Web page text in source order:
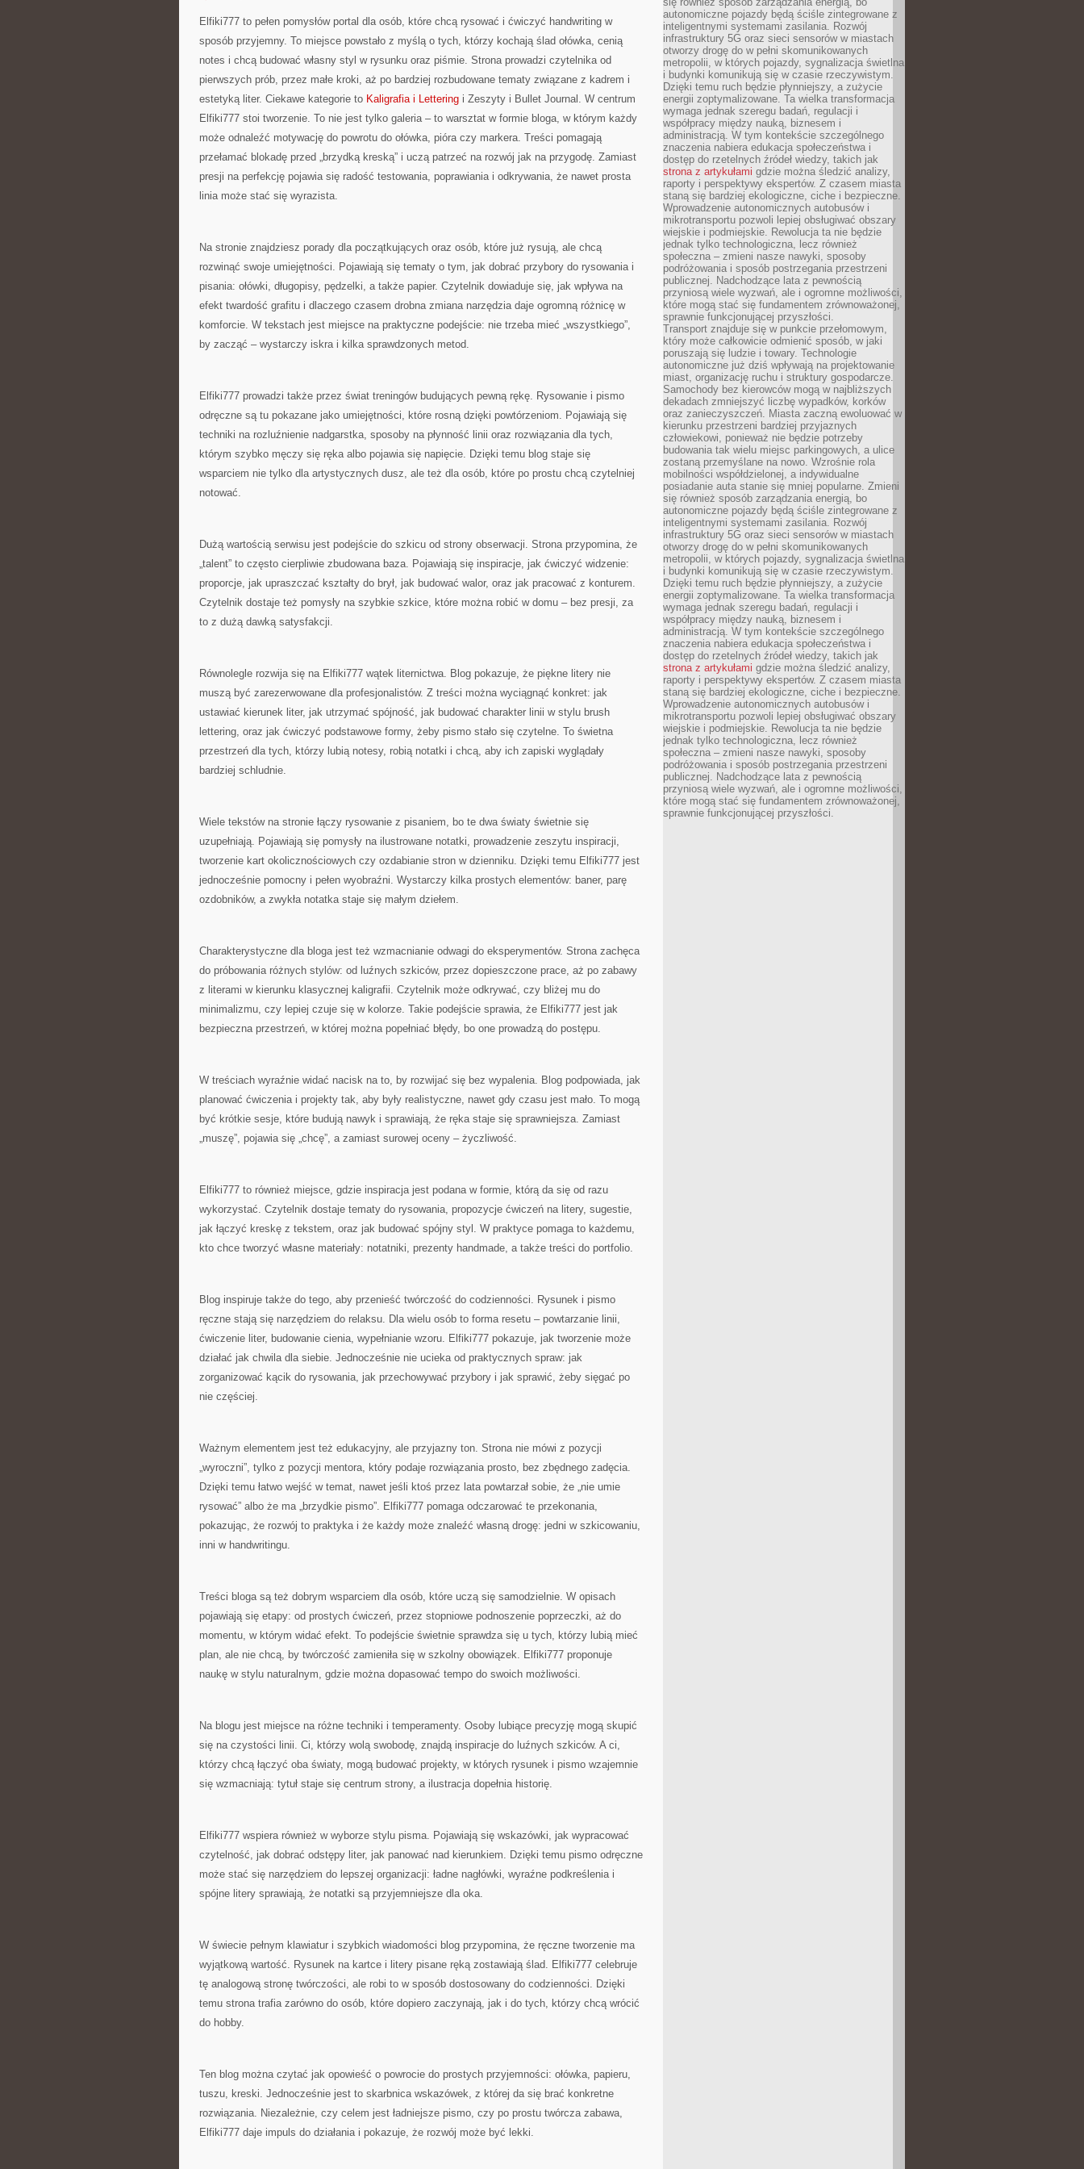
Elfiki777 to pełen pomysłów portal dla osób, które chcą rysować i ćwiczyć handwriting w
sposób przyjemny. To miejsce powstało z myślą o tych, którzy kochają ślad ołówka, cenią
notes i chcą budować własny styl w rysunku oraz piśmie. Strona prowadzi czytelnika od
pierwszych prób, przez małe kroki, aż po bardziej rozbudowane tematy związane z kadrem i
estetyką liter. Ciekawe kategorie to Kaligrafia i Lettering i Zeszyty i Bullet Journal. W centrum
Elfiki777 stoi tworzenie. To nie jest tylko galeria – to warsztat w formie bloga, w którym każdy
może odnaleźć motywację do powrotu do ołówka, pióra czy markera. Treści pomagają
przełamać blokadę przed „brzydką kreską” i uczą patrzeć na rozwój jak na przygodę. Zamiast
presji na perfekcję pojawia się radość testowania, poprawiania i odkrywania, że nawet prosta
linia może stać się wyrazista.
Na stronie znajdziesz porady dla początkujących oraz osób, które już rysują, ale chcą
rozwinąć swoje umiejętności. Pojawiają się tematy o tym, jak dobrać przybory do rysowania i
pisania: ołówki, długopisy, pędzelki, a także papier. Czytelnik dowiaduje się, jak wpływa na
efekt twardość grafitu i dlaczego czasem drobna zmiana narzędzia daje ogromną różnicę w
komforcie. W tekstach jest miejsce na praktyczne podejście: nie trzeba mieć „wszystkiego”,
by zacząć – wystarczy iskra i kilka sprawdzonych metod.
Elfiki777 prowadzi także przez świat treningów budujących pewną rękę. Rysowanie i pismo
odręczne są tu pokazane jako umiejętności, które rosną dzięki powtórzeniom. Pojawiają się
techniki na rozluźnienie nadgarstka, sposoby na płynność linii oraz rozwiązania dla tych,
którym szybko męczy się ręka albo pojawia się napięcie. Dzięki temu blog staje się
wsparciem nie tylko dla artystycznych dusz, ale też dla osób, które po prostu chcą czytelniej
notować.
Dużą wartością serwisu jest podejście do szkicu od strony obserwacji. Strona przypomina, że
„talent” to często cierpliwie zbudowana baza. Pojawiają się inspiracje, jak ćwiczyć widzenie:
proporcje, jak upraszczać kształty do brył, jak budować walor, oraz jak pracować z konturem.
Czytelnik dostaje też pomysły na szybkie szkice, które można robić w domu – bez presji, za
to z dużą dawką satysfakcji.
Równolegle rozwija się na Elfiki777 wątek liternictwa. Blog pokazuje, że piękne litery nie
muszą być zarezerwowane dla profesjonalistów. Z treści można wyciągnąć konkret: jak
ustawiać kierunek liter, jak utrzymać spójność, jak budować charakter linii w stylu brush
lettering, oraz jak ćwiczyć podstawowe formy, żeby pismo stało się czytelne. To świetna
przestrzeń dla tych, którzy lubią notesy, robią notatki i chcą, aby ich zapiski wyglądały
bardziej schludnie.
Wiele tekstów na stronie łączy rysowanie z pisaniem, bo te dwa światy świetnie się
uzupełniają. Pojawiają się pomysły na ilustrowane notatki, prowadzenie zeszytu inspiracji,
tworzenie kart okolicznościowych czy ozdabianie stron w dzienniku. Dzięki temu Elfiki777 jest
jednocześnie pomocny i pełen wyobraźni. Wystarczy kilka prostych elementów: baner, parę
ozdobników, a zwykła notatka staje się małym dziełem.
Charakterystyczne dla bloga jest też wzmacnianie odwagi do eksperymentów. Strona zachęca
do próbowania różnych stylów: od luźnych szkiców, przez dopieszczone prace, aż po zabawy
z literami w kierunku klasycznej kaligrafii. Czytelnik może odkrywać, czy bliżej mu do
minimalizmu, czy lepiej czuje się w kolorze. Takie podejście sprawia, że Elfiki777 jest jak
bezpieczna przestrzeń, w której można popełniać błędy, bo one prowadzą do postępu.
W treściach wyraźnie widać nacisk na to, by rozwijać się bez wypalenia. Blog podpowiada, jak
planować ćwiczenia i projekty tak, aby były realistyczne, nawet gdy czasu jest mało. To mogą
być krótkie sesje, które budują nawyk i sprawiają, że ręka staje się sprawniejsza. Zamiast
„muszę”, pojawia się „chcę”, a zamiast surowej oceny – życzliwość.
Elfiki777 to również miejsce, gdzie inspiracja jest podana w formie, którą da się od razu
wykorzystać. Czytelnik dostaje tematy do rysowania, propozycje ćwiczeń na litery, sugestie,
jak łączyć kreskę z tekstem, oraz jak budować spójny styl. W praktyce pomaga to każdemu,
kto chce tworzyć własne materiały: notatniki, prezenty handmade, a także treści do portfolio.
Blog inspiruje także do tego, aby przenieść twórczość do codzienności. Rysunek i pismo
ręczne stają się narzędziem do relaksu. Dla wielu osób to forma resetu – powtarzanie linii,
ćwiczenie liter, budowanie cienia, wypełnianie wzoru. Elfiki777 pokazuje, jak tworzenie może
działać jak chwila dla siebie. Jednocześnie nie ucieka od praktycznych spraw: jak
zorganizować kącik do rysowania, jak przechowywać przybory i jak sprawić, żeby sięgać po
nie częściej.
Ważnym elementem jest też edukacyjny, ale przyjazny ton. Strona nie mówi z pozycji
„wyroczni”, tylko z pozycji mentora, który podaje rozwiązania prosto, bez zbędnego zadęcia.
Dzięki temu łatwo wejść w temat, nawet jeśli ktoś przez lata powtarzał sobie, że „nie umie
rysować” albo że ma „brzydkie pismo”. Elfiki777 pomaga odczarować te przekonania,
pokazując, że rozwój to praktyka i że każdy może znaleźć własną drogę: jedni w szkicowaniu,
inni w handwritingu.
Treści bloga są też dobrym wsparciem dla osób, które uczą się samodzielnie. W opisach
pojawiają się etapy: od prostych ćwiczeń, przez stopniowe podnoszenie poprzeczki, aż do
momentu, w którym widać efekt. To podejście świetnie sprawdza się u tych, którzy lubią mieć
plan, ale nie chcą, by twórczość zamieniła się w szkolny obowiązek. Elfiki777 proponuje
naukę w stylu naturalnym, gdzie można dopasować tempo do swoich możliwości.
Na blogu jest miejsce na różne techniki i temperamenty. Osoby lubiące precyzję mogą skupić
się na czystości linii. Ci, którzy wolą swobodę, znajdą inspiracje do luźnych szkiców. A ci,
którzy chcą łączyć oba światy, mogą budować projekty, w których rysunek i pismo wzajemnie
się wzmacniają: tytuł staje się centrum strony, a ilustracja dopełnia historię.
Elfiki777 wspiera również w wyborze stylu pisma. Pojawiają się wskazówki, jak wypracować
czytelność, jak dobrać odstępy liter, jak panować nad kierunkiem. Dzięki temu pismo odręczne
może stać się narzędziem do lepszej organizacji: ładne nagłówki, wyraźne podkreślenia i
spójne litery sprawiają, że notatki są przyjemniejsze dla oka.
W świecie pełnym klawiatur i szybkich wiadomości blog przypomina, że ręczne tworzenie ma
wyjątkową wartość. Rysunek na kartce i litery pisane ręką zostawiają ślad. Elfiki777 celebruje
tę analogową stronę twórczości, ale robi to w sposób dostosowany do codzienności. Dzięki
temu strona trafia zarówno do osób, które dopiero zaczynają, jak i do tych, którzy chcą wrócić
do hobby.
Ten blog można czytać jak opowieść o powrocie do prostych przyjemności: ołówka, papieru,
tuszu, kreski. Jednocześnie jest to skarbnica wskazówek, z której da się brać konkretne
rozwiązania. Niezależnie, czy celem jest ładniejsze pismo, czy po prostu twórcza zabawa,
Elfiki777 daje impuls do działania i pokazuje, że rozwój może być lekki.
autonomiczne pojazdy będą ściśle zintegrowane z
inteligentnymi systemami zasilania. Rozwój
infrastruktury 5G oraz sieci sensorów w miastach
otworzy drogę do w pełni skomunikowanych
metropolii, w których pojazdy, sygnalizacja świetlna
i budynki komunikują się w czasie rzeczywistym.
Dzięki temu ruch będzie płynniejszy, a zużycie
energii zoptymalizowane. Ta wielka transformacja
wymaga jednak szeregu badań, regulacji i
współpracy między nauką, biznesem i
administracją. W tym kontekście szczególnego
znaczenia nabiera edukacja społeczeństwa i
dostęp do rzetelnych źródeł wiedzy, takich jak
strona z artykułami gdzie można śledzić analizy,
raporty i perspektywy ekspertów. Z czasem miasta
staną się bardziej ekologiczne, ciche i bezpieczne.
Wprowadzenie autonomicznych autobusów i
mikrotransportu pozwoli lepiej obsługiwać obszary
wiejskie i podmiejskie. Rewolucja ta nie będzie
jednak tylko technologiczna, lecz również
społeczna – zmieni nasze nawyki, sposoby
podróżowania i sposób postrzegania przestrzeni
publicznej. Nadchodzące lata z pewnością
przyniosą wiele wyzwań, ale i ogromne możliwości,
które mogą stać się fundamentem zrównoważonej,
sprawnie funkcjonującej przyszłości.
Transport znajduje się w punkcie przełomowym,
który może całkowicie odmienić sposób, w jaki
poruszają się ludzie i towary. Technologie
autonomiczne już dziś wpływają na projektowanie
miast, organizację ruchu i struktury gospodarcze.
Samochody bez kierowców mogą w najbliższych
dekadach zmniejszyć liczbę wypadków, korków
oraz zanieczyszczeń. Miasta zaczną ewoluować w
kierunku przestrzeni bardziej przyjaznych
człowiekowi, ponieważ nie będzie potrzeby
budowania tak wielu miejsc parkingowych, a ulice
zostaną przemyślane na nowo. Wzrośnie rola
mobilności współdzielonej, a indywidualne
posiadanie auta stanie się mniej popularne. Zmieni
się również sposób zarządzania energią, bo
autonomiczne pojazdy będą ściśle zintegrowane z
inteligentnymi systemami zasilania. Rozwój
infrastruktury 5G oraz sieci sensorów w miastach
otworzy drogę do w pełni skomunikowanych
metropolii, w których pojazdy, sygnalizacja świetlna
i budynki komunikują się w czasie rzeczywistym.
Dzięki temu ruch będzie płynniejszy, a zużycie
energii zoptymalizowane. Ta wielka transformacja
wymaga jednak szeregu badań, regulacji i
współpracy między nauką, biznesem i
administracją. W tym kontekście szczególnego
znaczenia nabiera edukacja społeczeństwa i
dostęp do rzetelnych źródeł wiedzy, takich jak
strona z artykułami gdzie można śledzić analizy,
raporty i perspektywy ekspertów. Z czasem miasta
staną się bardziej ekologiczne, ciche i bezpieczne.
Wprowadzenie autonomicznych autobusów i
mikrotransportu pozwoli lepiej obsługiwać obszary
wiejskie i podmiejskie. Rewolucja ta nie będzie
jednak tylko technologiczna, lecz również
społeczna – zmieni nasze nawyki, sposoby
podróżowania i sposób postrzegania przestrzeni
publicznej. Nadchodzące lata z pewnością
przyniosą wiele wyzwań, ale i ogromne możliwości,
które mogą stać się fundamentem zrównoważonej,
sprawnie funkcjonującej przyszłości.